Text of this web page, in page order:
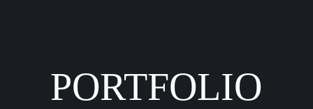
PORTFOLIO